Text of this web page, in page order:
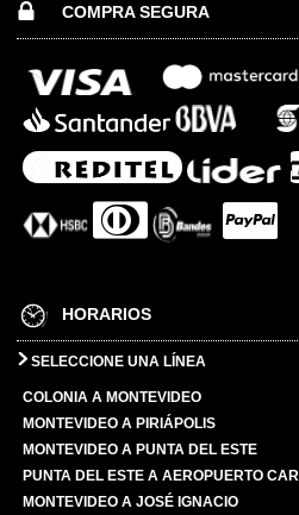
COMPRA SEGURA
HORARIOS
SELECCIONE UNA LÍNEA
COLONIA A MONTEVIDEO
MONTEVIDEO A PIRIÁPOLIS
MONTEVIDEO A PUNTA DEL ESTE
PUNTA DEL ESTE A AEROPUERTO
MONTEVIDEO A JOSÉ IGNACIO